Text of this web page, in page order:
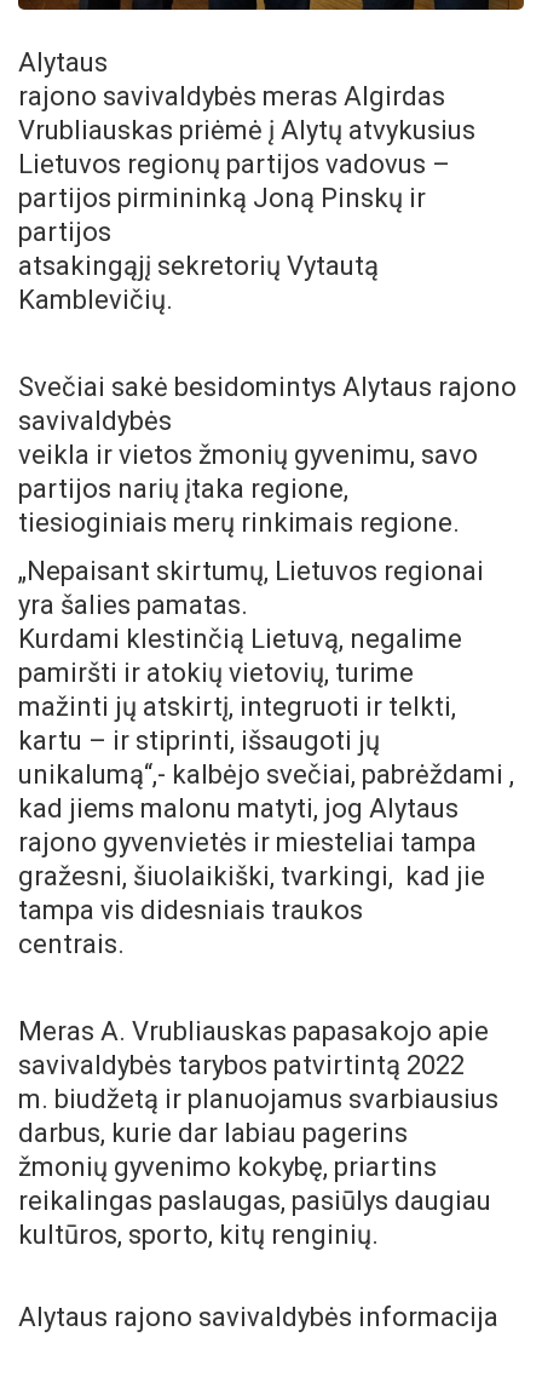
Alytaus
rajono savivaldybės meras Algirdas
Vrubliauskas priėmė į Alytų atvykusius
Lietuvos regionų partijos vadovus –
partijos pirmininką Joną Pinskų ir
partijos
atsakingąjį sekretorių Vytautą
Kamblevičių.
Svečiai sakė besidomintys Alytaus rajono
savivaldybės
veikla ir vietos žmonių gyvenimu, savo
partijos narių įtaka regione,
tiesioginiais merų rinkimais regione.
„Nepaisant skirtumų, Lietuvos regionai
yra šalies pamatas.
Kurdami klestinčią Lietuvą, negalime
pamiršti ir atokių vietovių, turime
mažinti jų atskirtį, integruoti ir telkti,
kartu – ir stiprinti, išsaugoti jų
unikalumą“,- kalbėjo svečiai, pabrėždami ,
kad jiems malonu matyti, jog Alytaus
rajono gyvenvietės ir miesteliai tampa
gražesni, šiuolaikiški, tvarkingi, kad jie
tampa vis didesniais traukos
centrais.
Meras A. Vrubliauskas papasakojo apie
savivaldybės tarybos patvirtintą 2022
m. biudžetą ir planuojamus svarbiausius
darbus, kurie dar labiau pagerins
žmonių gyvenimo kokybę, priartins
reikalingas paslaugas, pasiūlys daugiau
kultūros, sporto, kitų renginių.
Alytaus rajono savivaldybės informacija